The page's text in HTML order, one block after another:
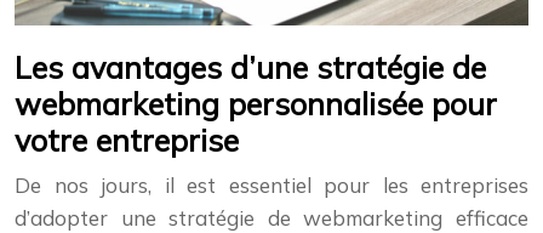
Les avantages d’une stratégie de
webmarketing personnalisée pour
votre entreprise
De nos jours, il est essentiel pour les entreprises
d’adopter une stratégie de webmarketing efficace